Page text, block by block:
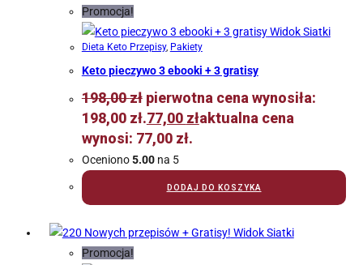
Promocja!
Widok Siatki
Dieta Keto Przepisy, Pakiety
Keto pieczywo 3 ebooki + 3 gratisy
198,00zł pierwotna cena wynosiła:
198,00 zł.77,00 złaktualna cena
wynosi: 77,00 zł.
Oceniono5.00na 5
DODAJ DO KOSZYKA
Widok Siatki
Promocja!